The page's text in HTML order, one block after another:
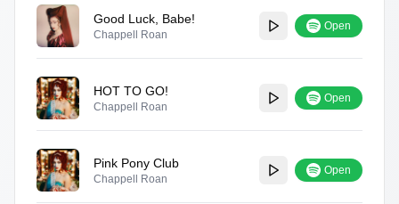
Good Luck, Babe!
Chappell Roan
Open
HOT TO GO!
Chappell Roan
Open
Pink Pony Club
Chappell Roan
Open